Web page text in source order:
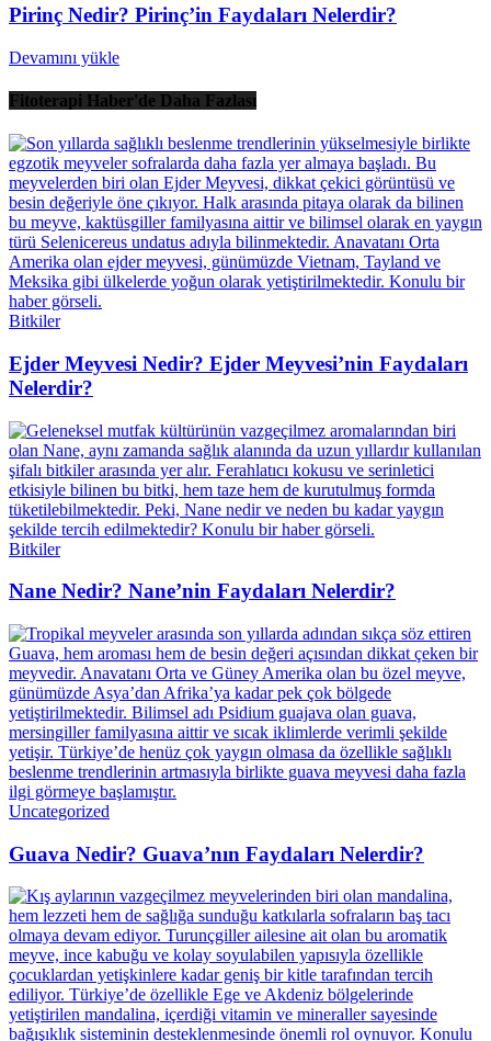
Pirinç Nedir? Pirinç’in Faydaları Nelerdir?
Devamını yükle
Fitoterapi Haber'de Daha Fazlası
Bitkiler
Ejder Meyvesi Nedir? Ejder Meyvesi’nin Faydaları
Nelerdir?
Bitkiler
Nane Nedir? Nane’nin Faydaları Nelerdir?
Uncategorized
Guava Nedir? Guava’nın Faydaları Nelerdir?